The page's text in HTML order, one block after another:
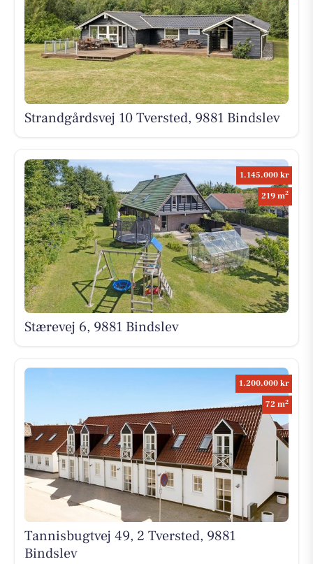
Strandgårdsvej 10 Tversted, 9881 Bindslev
1.145.000 kr
219 m2
Stærevej 6, 9881 Bindslev
1.200.000 kr
72 m2
Tannisbugtvej 49, 2 Tversted, 9881
Bindslev